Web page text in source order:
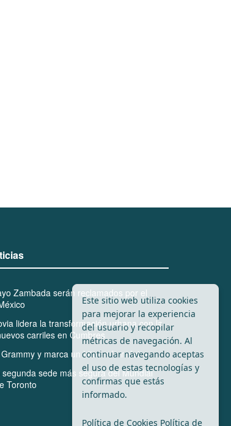
Zambada serán reclamados por el
lidera la transformación urbana con la
carriles en Cumbres
y marca un hito en la música
sede más segura del Mundial
Toronto
Este sitio web utiliza cookies
para mejorar la experiencia
del usuario y recopilar
métricas de navegación. Al
continuar navegando aceptas
el uso de estas tecnologías y
confirmas que estás
informado.
Política de Cookies Política de